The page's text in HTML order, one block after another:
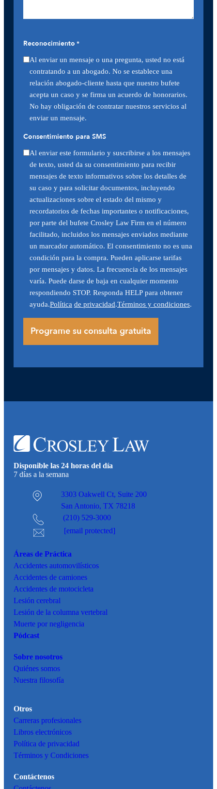
Reconocimiento *
Al enviar un mensaje o una pregunta, usted no está
contratando a un abogado. No se establece una
relación abogado-cliente hasta que nuestro bufete
acepta un caso y se firma un acuerdo de honorarios.
No hay obligación de contratar nuestros servicios al
enviar un mensaje.
Consentimiento para SMS
Al enviar este formulario y suscribirse a los mensajes
de texto, usted da su consentimiento para recibir
mensajes de texto informativos sobre los detalles de
su caso y para solicitar documentos, incluyendo
actualizaciones sobre el estado del mismo y
recordatorios de fechas importantes o notificaciones,
por parte del bufete Crosley Law Firm en el número
facilitado, incluidos los mensajes enviados mediante
un marcador automático. El consentimiento no es una
condición para la compra. Pueden aplicarse tarifas
por mensajes y datos. La frecuencia de los mensajes
varía. Puede darse de baja en cualquier momento
respondiendo STOP. Responda HELP para obtener
ayuda.Política de privacidad.Términos y condiciones.
Disponible las 24 horas del día
7 días a la semana
3303 Oakwell Ct, Suite 200
San Antonio, TX 78218
(210) 529-3000
[email protected]
Áreas de Práctica
Accidentes automovilísticos
Accidentes de camiones
Accidentes de motocicleta
Lesión cerebral
Lesión de la columna vertebral
Muerte por negligencia
Pódcast
Sobre nosotros
Quiénes somos
Nuestra filosofía
Otros
Carreras profesionales
Libros electrónicos
Política de privacidad
Términos y Condiciones
Contáctenos